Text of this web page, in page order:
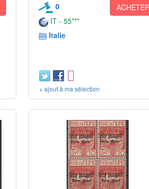
0
IT - 55***
Italie
+ ajout à ma sélection